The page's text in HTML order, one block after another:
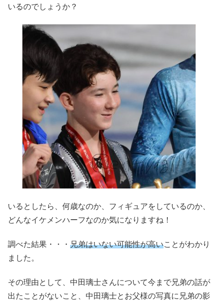
いるのでしょうか？
いるとしたら、何歳なのか、フィギュアをしているのか、
どんなイケメンハーフなのか気になりますね！
調べた結果・・・ 兄弟はいない可能性が高いことがわかり
ました。
その理由として、中田璃士さんについて今まで兄弟の話が
出たことがないこと、中田璃士とお父様の写真に兄弟の影